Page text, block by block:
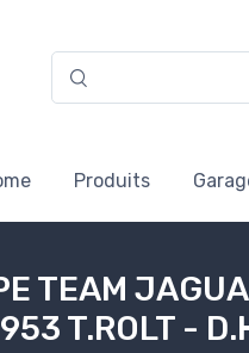
Produits
TEAM
T.ROLT -